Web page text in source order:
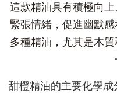
這款精油具有積極向
緊張情緒，促進幽默
多種精油，尤其是木
甜橙精油的主要化學成